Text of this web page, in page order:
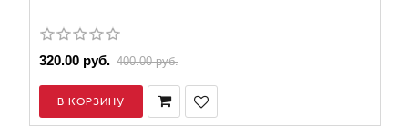
320.00 руб. 400.00 руб.
В КОРЗИНУ